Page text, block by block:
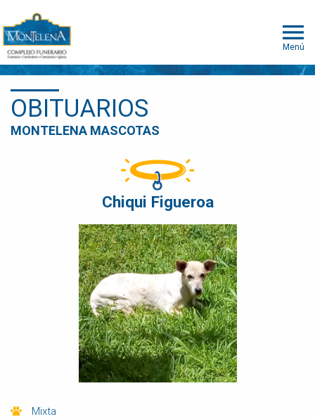
Menú
OBITUARIOS
MONTELENA MASCOTAS
Chiqui Figueroa
Mixta